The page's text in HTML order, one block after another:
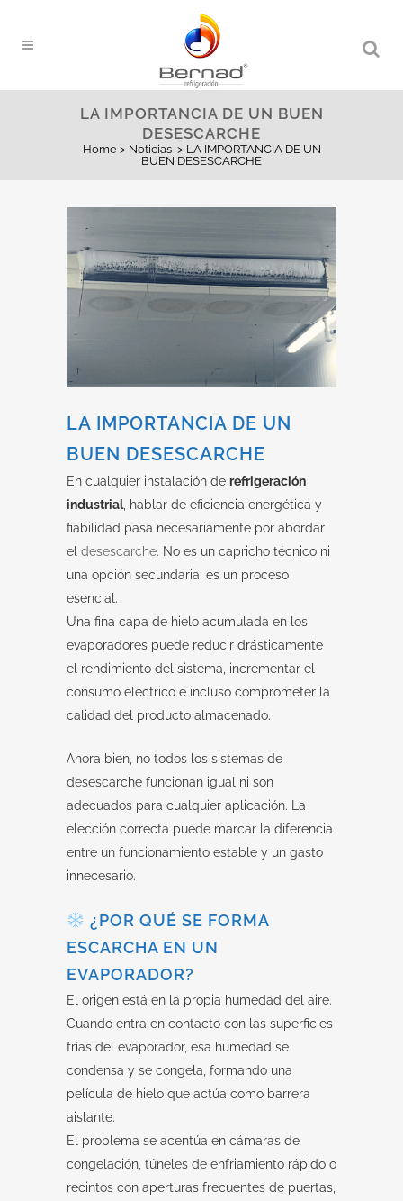
LA IMPORTANCIA DE UN BUEN
DESESCARCHE
Home> Noticias > LA IMPORTANCIA DE UN
BUEN DESESCARCHE
LA IMPORTANCIA DE UN
BUEN DESESCARCHE
En cualquier instalación de refrigeración
industrial, hablar de eficiencia energética y
fiabilidad pasa necesariamente por abordar
el desescarche. No es un capricho técnico ni
una opción secundaria: es un proceso
esencial.
Una fina capa de hielo acumulada en los
evaporadores puede reducir drásticamente
el rendimiento del sistema, incrementar el
consumo eléctrico e incluso comprometer la
calidad del producto almacenado.
Ahora bien, no todos los sistemas de
desescarche funcionan igual ni son
adecuados para cualquier aplicación. La
elección correcta puede marcar la diferencia
entre un funcionamiento estable y un gasto
innecesario.
¿POR QUÉ SE FORMA
ESCARCHA EN UN
EVAPORADOR?
El origen está en la propia humedad del aire.
Cuando entra en contacto con las superficies
frías del evaporador, esa humedad se
condensa y se congela, formando una
película de hielo que actúa como barrera
aislante.
El problema se acentúa en cámaras de
congelación, túneles de enfriamiento rápido o
recintos con aperturas frecuentes de puertas,